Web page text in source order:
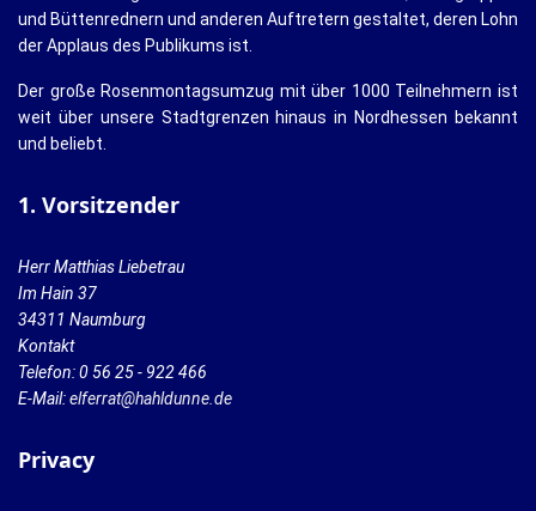
und Büttenrednern und anderen Auftretern gestaltet, deren Lohn
der Applaus des Publikums ist.
Der große Rosenmontagsumzug mit über 1000 Teilnehmern ist
weit über unsere Stadtgrenzen hinaus in Nordhessen bekannt
und beliebt.
1. Vorsitzender
Herr Matthias Liebetrau
Im Hain 37
34311 Naumburg
Kontakt
Telefon: 0 56 25 - 922 466
E-Mail:elferrat@hahldunne.de
Privacy